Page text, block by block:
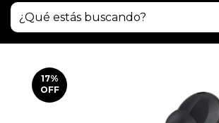
17%
OFF